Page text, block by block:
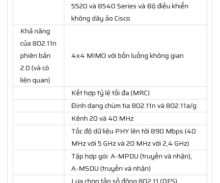
5520 và 8540 Series và Bộ điều khiển
không dây ảo Cisco
Khả năng
của 802.11n
phiên bản
2.0 (và có
liên quan)
4x4 MIMO với bốn luồng không gian
Kết hợp tỷ lệ tối đa (MRC)
Định dạng chùm tia 802.11n và 802.11a/g
Kênh 20 và 40 MHz
Tốc độ dữ liệu PHY lên tới 890 Mbps (40
MHz với 5 GHz và 20 MHz với 2,4 GHz)
Tập hợp gói: A-MPDU (truyền và nhận),
A-MSDU (truyền và nhận)